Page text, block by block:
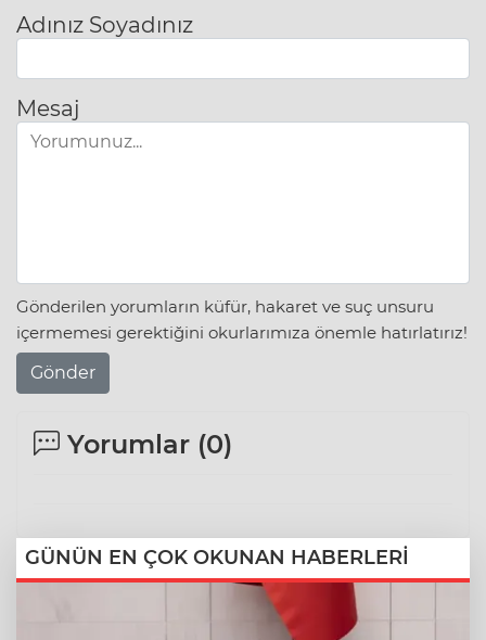
Adınız Soyadınız
Mesaj
Gönderilen yorumların küfür, hakaret ve suç unsuru
içermemesi gerektiğini okurlarımıza önemle hatırlatırız!
Gönder
Yorumlar (0)
GÜNÜN EN ÇOK OKUNAN HABERLERİ